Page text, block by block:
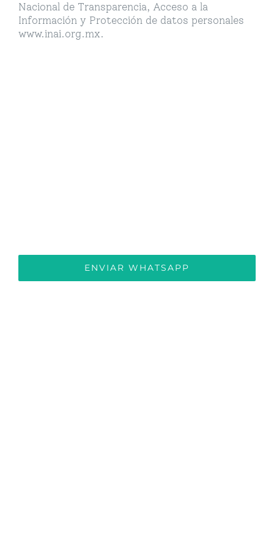
Nacional de Transparencia, Acceso a la
Información y Protección de datos personales
www.inai.org.mx.
ENVIAR WHATSAPP